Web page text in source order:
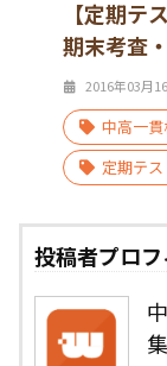
【定期テ
期末考査
2016年03月
中高一
定期テ
投稿者プロ